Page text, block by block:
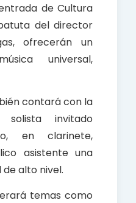
de Cultura
del director
ofrecerán un
universal,
contará con la
solista invitado
en clarinete,
asistente una
alto nivel.
temas como